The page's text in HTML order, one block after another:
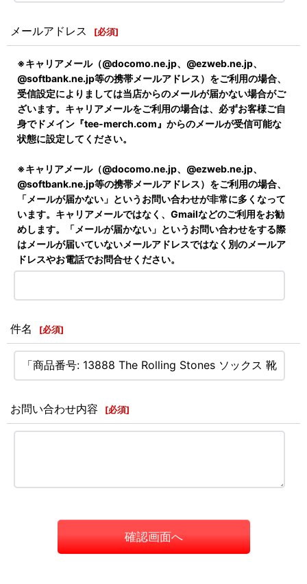
メールアドレス [必須]
※キャリアメール（@docomo.ne.jp、@ezweb.ne.jp、
@softbank.ne.jp等の携帯メールアドレス）をご利用の場合、
受信設定によりましては当店からのメールが届かない場合がご
ざいます。キャリアメールをご利用の場合は、必ずお客様ご自
身でドメイン『tee-merch.com』からのメールが受信可能な
状態に設定してください。
※キャリアメール（@docomo.ne.jp、@ezweb.ne.jp、
@softbank.ne.jp等の携帯メールアドレス）をご利用の場合、
「メールが届かない」というお問い合わせが非常に多くなって
います。キャリアメールではなく、Gmailなどのご利用をお勧
めします。「メールが届かない」というお問い合わせをする際
はメールが届いていないメールアドレスではなく別のメールア
ドレスやお電話でお問合せください。
件名 [必須]
お問い合わせ内容 [必須]
確認画面へ